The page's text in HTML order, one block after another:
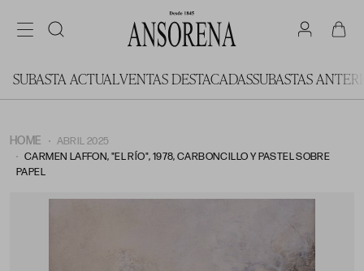
SUBASTA ACTUALVENTAS DESTACADASSUBASTAS
HOME
ABRIL 2025
CARMEN LAFFON, "EL RÍO", 1978, CARBONCILLO Y PASTEL SOBRE
PAPEL